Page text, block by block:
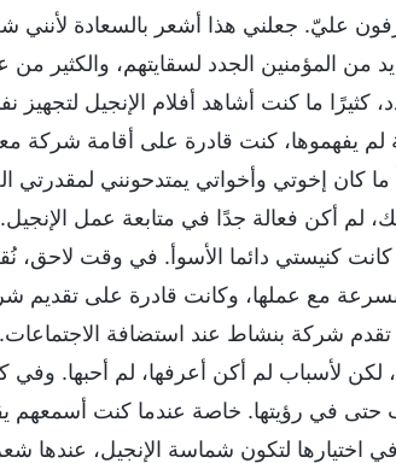
عليّ. جعلني هذا أشعر بالسعادة
من المؤمنين الجدد لسقايتهم، والكثير
كثيرًا ما كنت أشاهد أفلام الإنجيل
لم يفهموها، كنت قادرة على أقامة شركة
ما كان إخوتي وأخواتي يمتدحونني
لم أكن فعالة جدًا في متابعة عمل
كنيستي دائما الأسوأ. في وقت لاحق،
مع عملها، وكانت قادرة على تقديم
تقدم شركة بنشاط عند استضافة
لكن لأسباب لم أكن أعرفها، لم أحبها.
حتى في رؤيتها. خاصة عندما كنت أسمعهم
اختيارها لتكون شماسة الإنجيل، عندها